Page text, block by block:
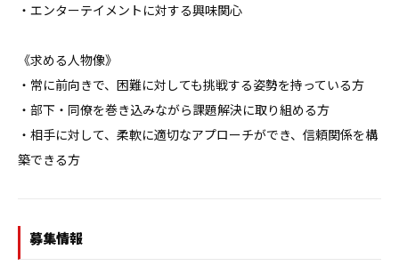
・エンターテイメントに対する興味関心
《求める人物像》
・常に前向きで、困難に対しても挑戦する姿勢を持っている方
・部下・同僚を巻き込みながら課題解決に取り組める方
・相手に対して、柔軟に適切なアプローチができ、信頼関係を構
築できる方
募集情報